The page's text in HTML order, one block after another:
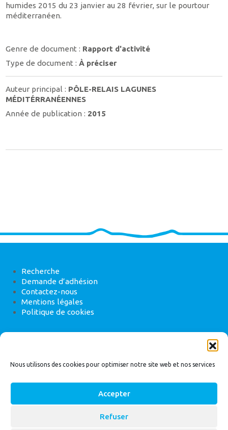
Nous utilisons des cookies pour optimiser notre site web et nos services
Accepter
Refuser
humides 2015 du 23 janvier au 28 février, sur le pourtour
méditerranéen.
Genre de document : Rapport d'activité
Type de document :À préciser
Auteur principal : PÔLE-RELAIS LAGUNES
MÉDITÉRRANÉENNES
Année de publication : 2015
Recherche
Demande d’adhésion
Contactez-nous
Mentions légales
Politique de cookies